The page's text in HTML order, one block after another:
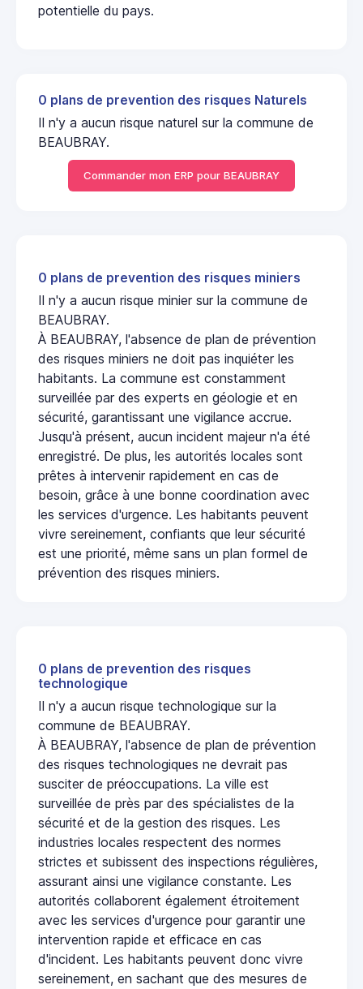
potentielle du pays.
0 plans de prevention des risques Naturels
Il n'y a aucun risque naturel sur la commune de
BEAUBRAY.
Commander mon ERP pour BEAUBRAY
0 plans de prevention des risques miniers
Il n'y a aucun risque minier sur la commune de
BEAUBRAY.
À BEAUBRAY, l'absence de plan de prévention
des risques miniers ne doit pas inquiéter les
habitants. La commune est constamment
surveillée par des experts en géologie et en
sécurité, garantissant une vigilance accrue.
Jusqu'à présent, aucun incident majeur n'a été
enregistré. De plus, les autorités locales sont
prêtes à intervenir rapidement en cas de
besoin, grâce à une bonne coordination avec
les services d'urgence. Les habitants peuvent
vivre sereinement, confiants que leur sécurité
est une priorité, même sans un plan formel de
prévention des risques miniers.
0 plans de prevention des risques
technologique
Il n'y a aucun risque technologique sur la
commune de BEAUBRAY.
À BEAUBRAY, l'absence de plan de prévention
des risques technologiques ne devrait pas
susciter de préoccupations. La ville est
surveillée de près par des spécialistes de la
sécurité et de la gestion des risques. Les
industries locales respectent des normes
strictes et subissent des inspections régulières,
assurant ainsi une vigilance constante. Les
autorités collaborent également étroitement
avec les services d'urgence pour garantir une
intervention rapide et efficace en cas
d'incident. Les habitants peuvent donc vivre
sereinement, en sachant que des mesures de